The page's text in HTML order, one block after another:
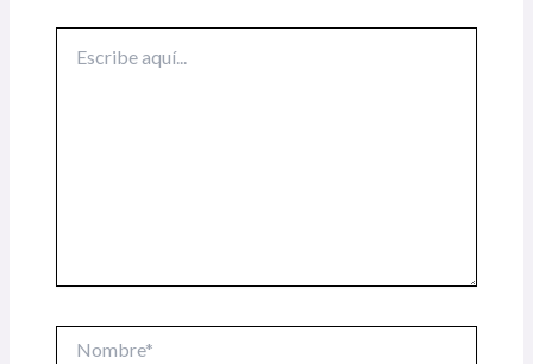
aquí...